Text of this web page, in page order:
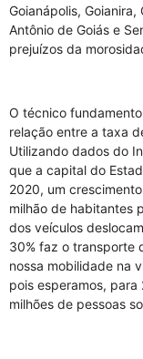
Goianápolis,
Antônio de Goiás e
prejuízos da
O técnico
relação entre a taxa
Utilizando dados do
que a capital do
2020, um
milhão de habitantes
dos veículos
30% faz o transporte
nossa mobilidade na
pois esperamos,
milhões de pessoas